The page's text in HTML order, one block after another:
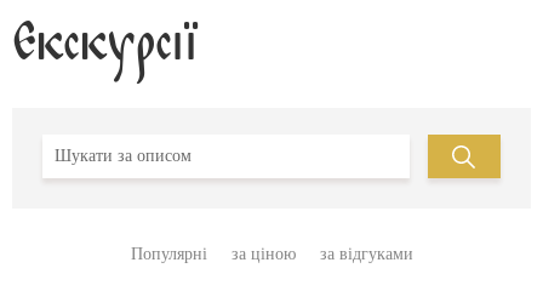
Екскурсії
Популярні за ціною за відгуками